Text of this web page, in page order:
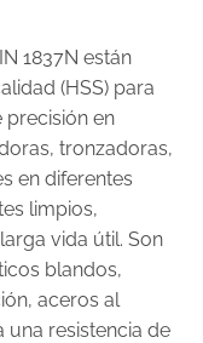
1837N están
(HSS) para
en
tronzadoras,
en diferentes
limpios,
vida útil. Son
blandos,
aceros al
una resistencia de